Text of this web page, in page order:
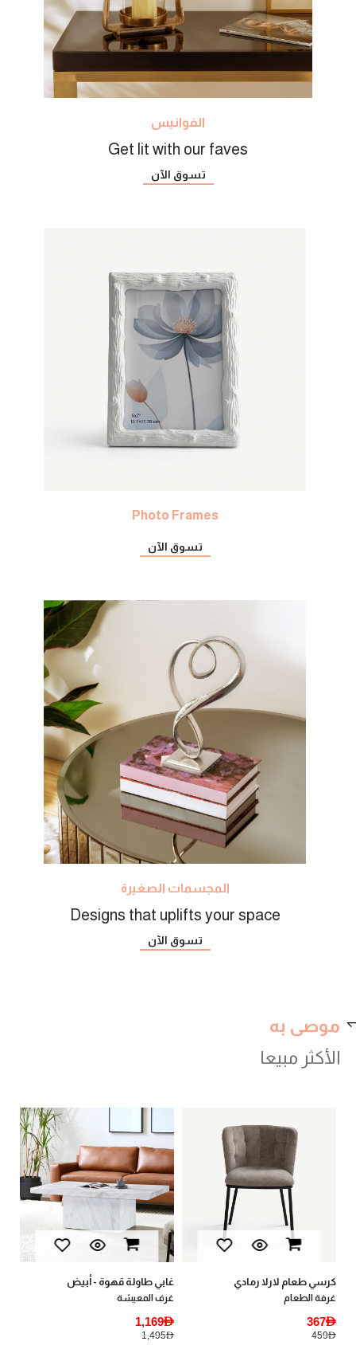
الفوانيس
Get lit with our faves
تسوق الآن
Photo Frames
تسوق الآن
المجسمات الصغيرة
Designs that uplifts your space
تسوق الآن
موصى به
كرسي طعام لارلا رمادي
غرفة الطعام
367AED
459AED
غابي طاولة قهوة - أبيض
غرف المعيشة
1,169AED
1,495AED
الأكثر مبيعا